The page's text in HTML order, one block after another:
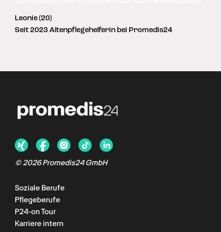
Leonie (20)
Seit 2023 Altenpflegehelferin bei Promedis24
©2026Promedis24 GmbH
Soziale Berufe
Pflegeberufe
P24-on Tour
Karriere intern